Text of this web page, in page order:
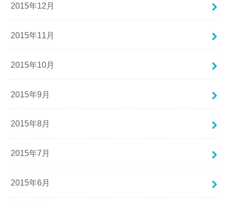
2015年12月
2015年11月
2015年10月
2015年9月
2015年8月
2015年7月
2015年6月